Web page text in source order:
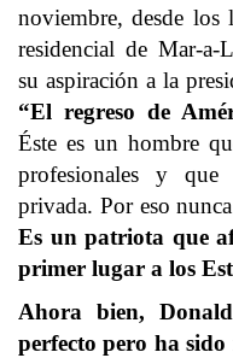
noviembre, desde los
residencial de Mar-
su aspiración a la
“El regreso de
Éste es un hombre
profesionales y
privada. Por eso
Es un patriota que
primer lugar a los
Ahora bien,
perfecto pero ha